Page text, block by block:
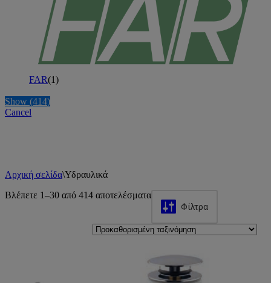
FAR(1)
Show (414)
Cancel
Αρχική σελίδα\Υδραυλικά
Βλέπετε 1–30 από 414 αποτελέσματα